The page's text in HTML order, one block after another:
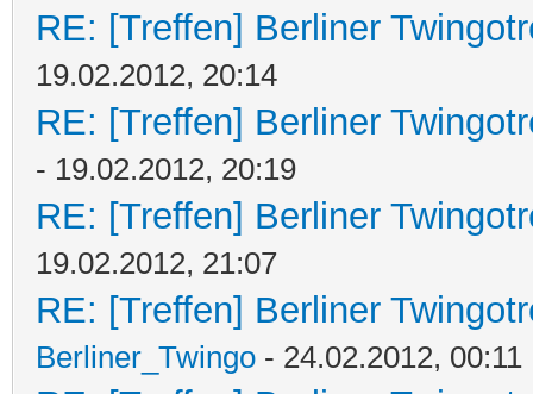
RE: [Treffen] Berliner
19.02.2012, 20:14
RE: [Treffen] Berliner
- 19.02.2012, 20:19
RE: [Treffen] Berliner
19.02.2012, 21:07
RE: [Treffen] Berliner
Berliner_Twingo - 24.02.2012, 00:11